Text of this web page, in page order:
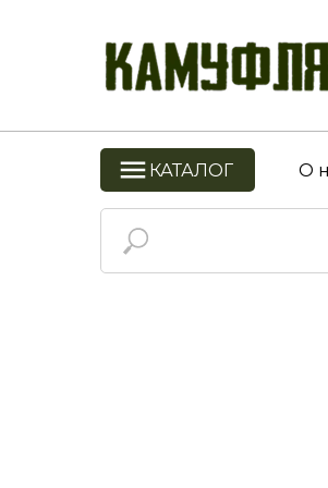
КАТАЛОГ О